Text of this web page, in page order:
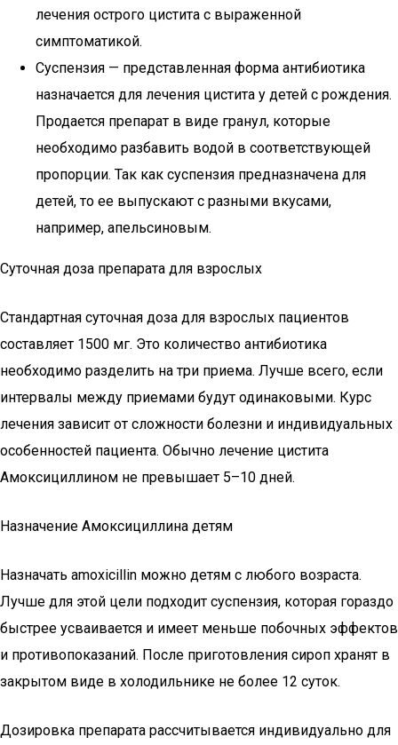
лечения острого цистита с выраженной
симптоматикой.
Суспензия — представленная форма антибиотика
назначается для лечения цистита у детей с рождения.
Продается препарат в виде гранул, которые
необходимо разбавить водой в соответствующей
пропорции. Так как суспензия предназначена для
детей, то ее выпускают с разными вкусами,
например, апельсиновым.
Суточная доза препарата для взрослых
Стандартная суточная доза для взрослых пациентов
составляет 1500 мг. Это количество антибиотика
необходимо разделить на три приема. Лучше всего, если
интервалы между приемами будут одинаковыми. Курс
лечения зависит от сложности болезни и индивидуальных
особенностей пациента. Обычно лечение цистита
Амоксициллином не превышает 5–10 дней.
Назначение Амоксициллина детям
Назначать amoxicillin можно детям с любого возраста.
Лучше для этой цели подходит суспензия, которая гораздо
быстрее усваивается и имеет меньше побочных эффектов
и противопоказаний. После приготовления сироп хранят в
закрытом виде в холодильнике не более 12 суток.
Дозировка препарата рассчитывается индивидуально для